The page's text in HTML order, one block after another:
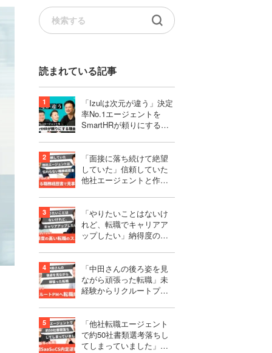
読まれている記事
「Izulは次元が違う」決定
率No.1エージェントを
SmartHRが頼りにする理
「面接に落ち続けて絶望
していた」信頼していた
他社エージェントと作り
い職務経歴書だった
「やりたいことはないけ
れど、転職でキャリアア
ップしたい」納得度の高
活動のススメ
「中田さんの後ろ姿を見
ながら頑張った転職」未
経験からリクルートプロ
職成功！
「他社転職エージェント
で約50社書類選考落ちし
てしまっていました」第